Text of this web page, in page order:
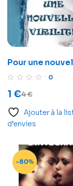
Pour une
virilité
0
4€
1 €
Ajouter à la
d’envies
-80%